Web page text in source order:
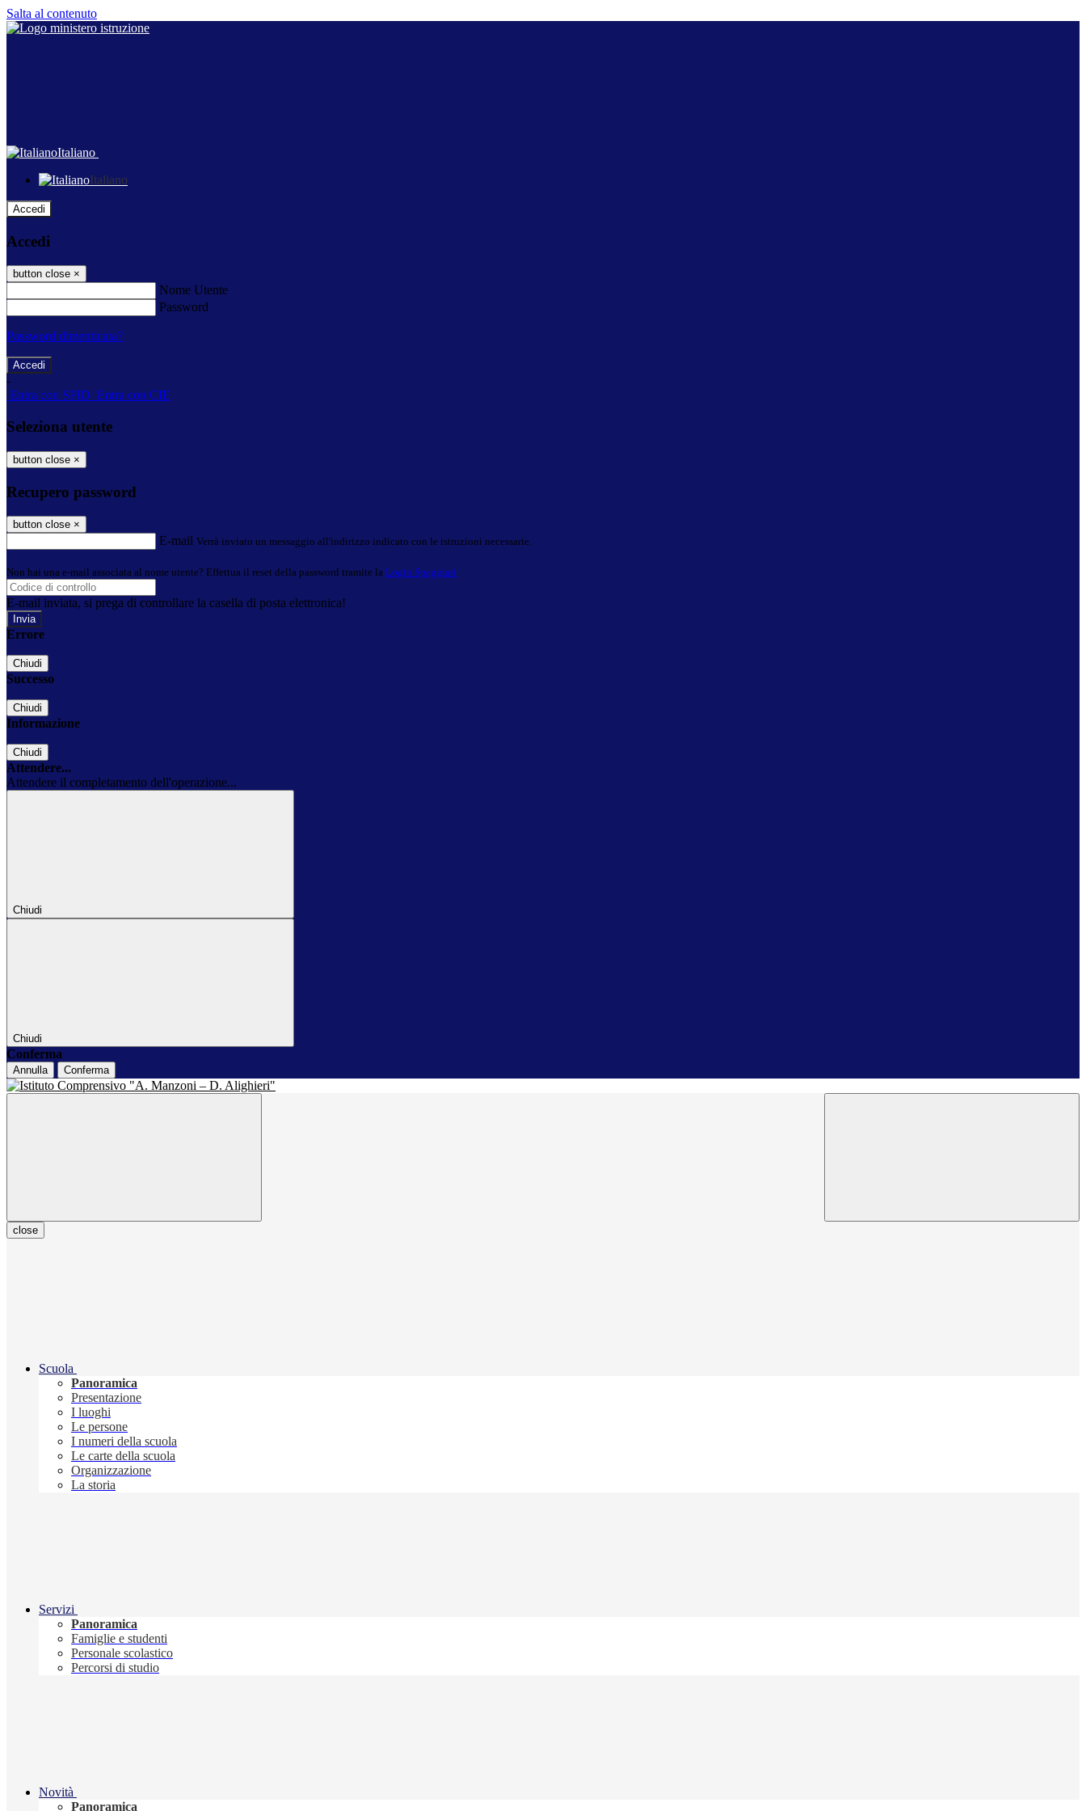
Salta al contenuto
Italiano
Italiano
Accedi
Accedi
button close ×
Nome Utente
Password
Password dimenticata?
-
Entra con SPID Entra con CIE
Seleziona utente
button close ×
Recupero password
button close ×
E-mail Verrà inviato un messaggio all'indirizzo indicato con le istruzioni necessarie.
Non hai una e-mail associata al nome utente? Effettua il reset della password tramite la Login Spaggiari
E-mail inviata, si prega di controllare la casella di posta elettronica!
Errore
Chiudi
Successo
Chiudi
Informazione
Chiudi
Attendere...
Attendere il completamento dell'operazione...
Chiudi
Chiudi
Conferma
Annulla Conferma
close
Scuola
Panoramica
Presentazione
I luoghi
Le persone
I numeri della scuola
Le carte della scuola
Organizzazione
La storia
Servizi
Panoramica
Famiglie e studenti
Personale scolastico
Percorsi di studio
Novità
Panoramica